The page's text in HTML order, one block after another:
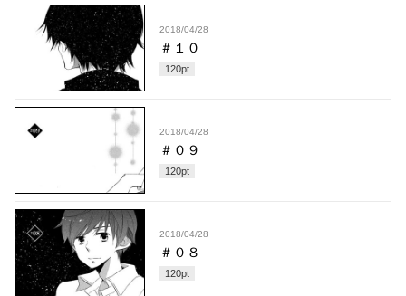
2018/04/28
＃１０
120pt
2018/04/28
＃０９
120pt
2018/04/28
＃０８
120pt